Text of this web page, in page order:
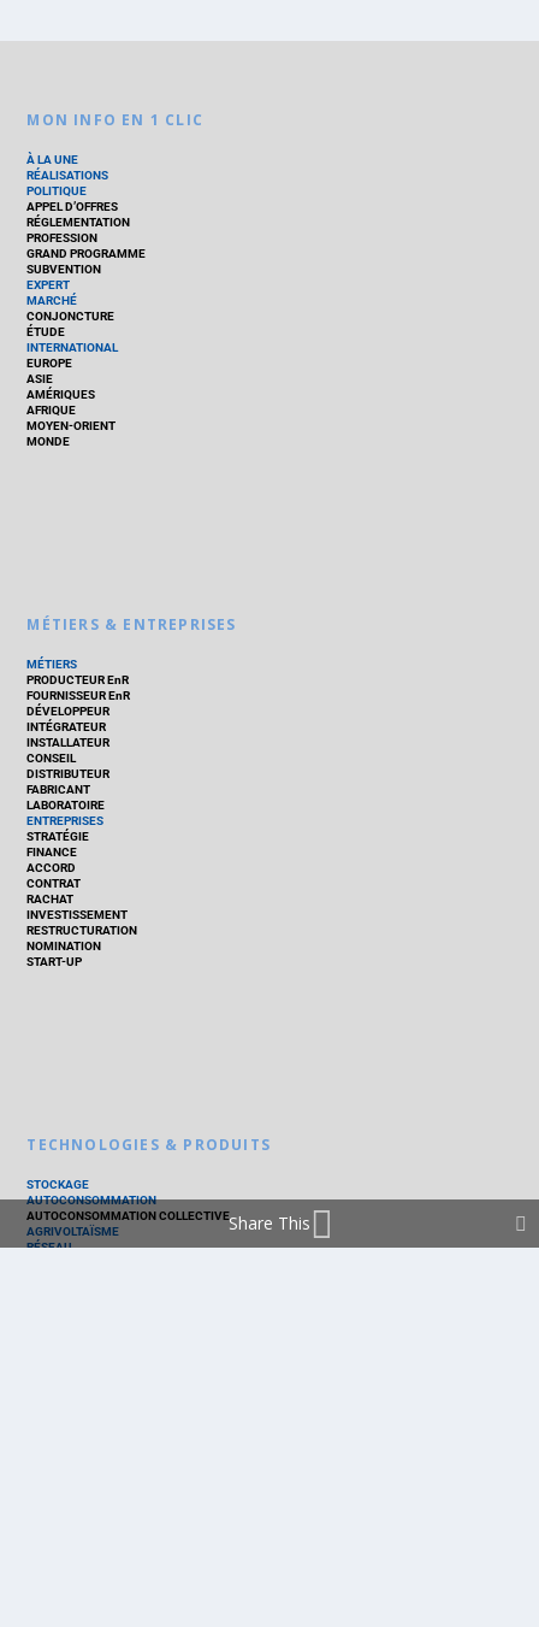
MON INFO EN 1 CLIC
À LA UNE
RÉALISATIONS
POLITIQUE
APPEL D’OFFRES
RÉGLEMENTATION
PROFESSION
GRAND PROGRAMME
SUBVENTION
EXPERT
MARCHÉ
CONJONCTURE
ÉTUDE
INTERNATIONAL
EUROPE
ASIE
AMÉRIQUES
AFRIQUE
MOYEN-ORIENT
MONDE
MÉTIERS & ENTREPRISES
MÉTIERS
PRODUCTEUR EnR
FOURNISSEUR EnR
DÉVELOPPEUR
INTÉGRATEUR
INSTALLATEUR
CONSEIL
DISTRIBUTEUR
FABRICANT
LABORATOIRE
ENTREPRISES
STRATÉGIE
FINANCE
ACCORD
CONTRAT
RACHAT
INVESTISSEMENT
RESTRUCTURATION
NOMINATION
START-UP
TECHNOLOGIES & PRODUITS
STOCKAGE
AUTOCONSOMMATION
AUTOCONSOMMATION COLLECTIVE
AGRIVOLTAÏSME
RÉSEAU
Share This